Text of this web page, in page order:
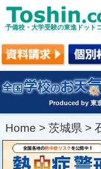
予備校・大学受験の東進ドット
Produced by 東
Home > 茨城県 >